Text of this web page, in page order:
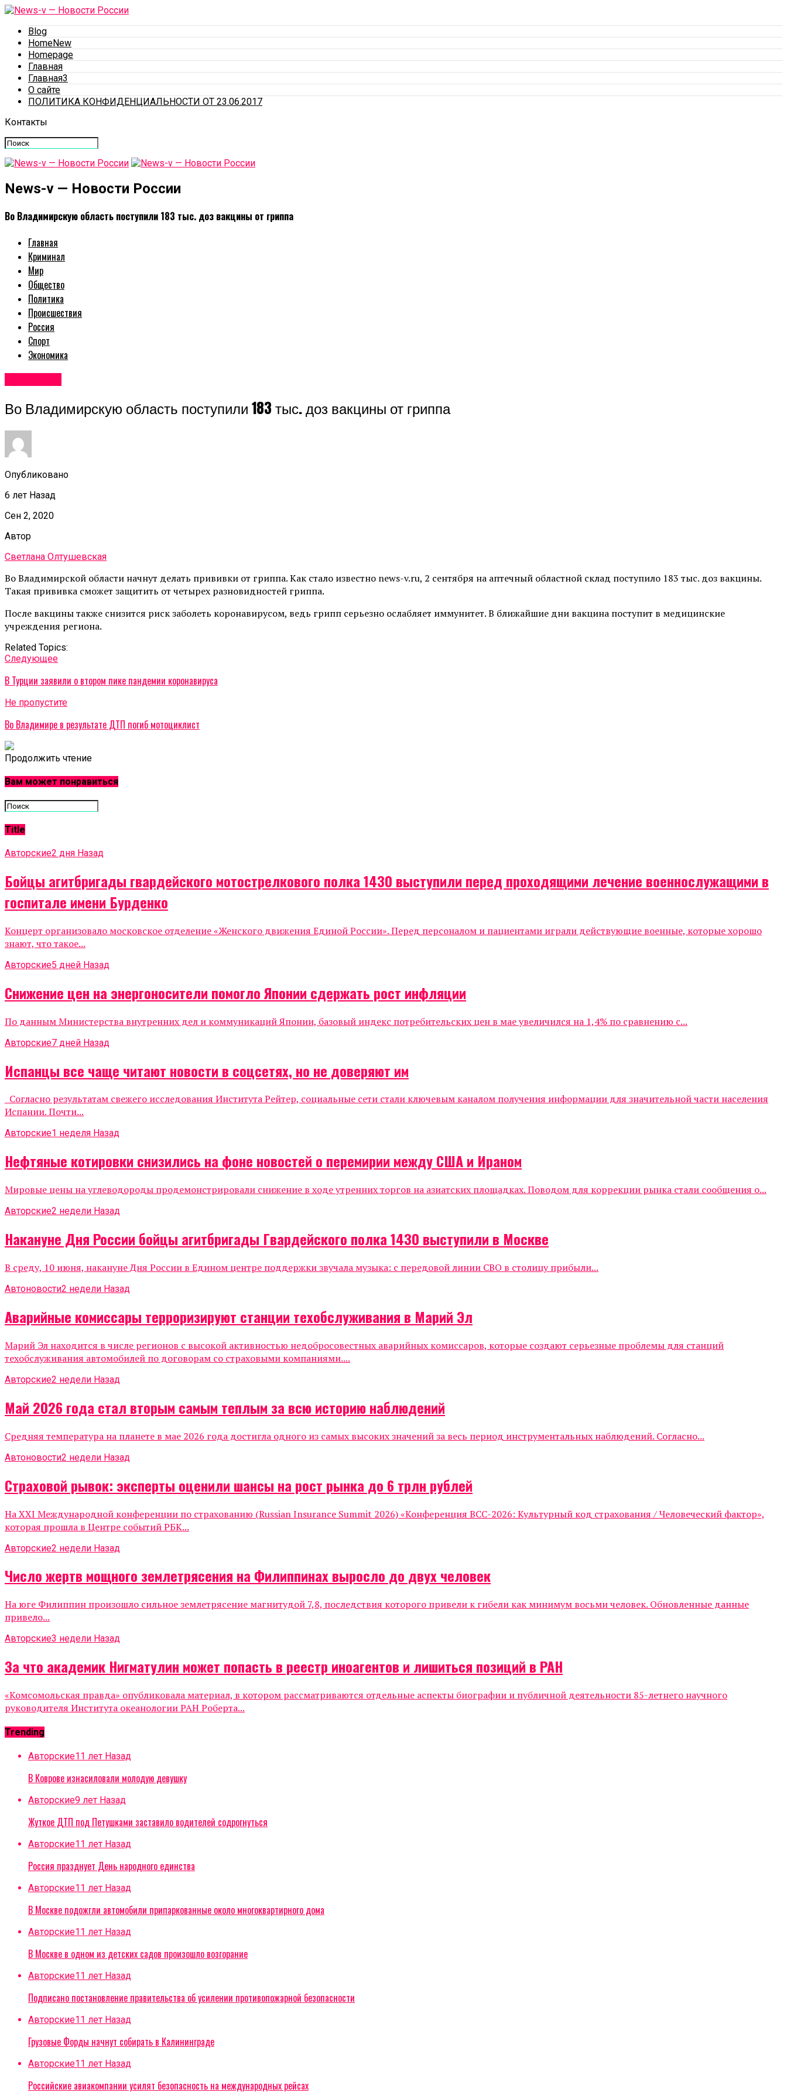
Blog
HomeNew
Homepage
Главная
Главная3
О сайте
ПОЛИТИКА КОНФИДЕНЦИАЛЬНОСТИ ОТ 23.06.2017
Контакты
News-v — Новости России
Во Владимирскую область поступили 183 тыс. доз вакцины от гриппа
Главная
Криминал
Мир
Общество
Политика
Происшествия
Россия
Спорт
Экономика
Во Владимирскую область поступили 183 тыс. доз вакцины от гриппа
Опубликовано
6 лет Назад
Сен 2, 2020
Автор
Светлана Олтушевская
Во Владимирской области начнут делать прививки от гриппа. Как стало известно news-v.ru, 2 сентября на аптечный областной склад поступило 183 тыс. доз вакцины.
Такая прививка сможет защитить от четырех разновидностей гриппа.
После вакцины также снизится риск заболеть коронавирусом, ведь грипп серьезно ослабляет иммунитет. В ближайшие дни вакцина поступит в медицинские
учреждения региона.
Related Topics:
Cледующее
В Турции заявили о втором пике пандемии коронавируса
Не пропустите
Во Владимире в результате ДТП погиб мотоциклист
Продолжить чтение
Вам может понравиться
Title
Авторские2 дня Назад
Бойцы агитбригады гвардейского мотострелкового полка 1430 выступили перед проходящими лечение военнослужащими в
госпитале имени Бурденко
Концерт организовало московское отделение «Женского движения Единой России». Перед персоналом и пациентами играли действующие военные, которые хорошо
знают, что такое...
Авторские5 дней Назад
Снижение цен на энергоносители помогло Японии сдержать рост инфляции
По данным Министерства внутренних дел и коммуникаций Японии, базовый индекс потребительских цен в мае увеличился на 1,4% по сравнению с...
Авторские7 дней Назад
Испанцы все чаще читают новости в соцсетях, но не доверяют им
Согласно результатам свежего исследования Института Рейтер, социальные сети стали ключевым каналом получения информации для значительной части населения
Испании. Почти...
Авторские1 неделя Назад
Нефтяные котировки снизились на фоне новостей о перемирии между США и Ираном
Мировые цены на углеводороды продемонстрировали снижение в ходе утренних торгов на азиатских площадках. Поводом для коррекции рынка стали сообщения о...
Авторские2 недели Назад
Накануне Дня России бойцы агитбригады Гвардейского полка 1430 выступили в Москве
В среду, 10 июня, накануне Дня России в Едином центре поддержки звучала музыка: с передовой линии СВО в столицу прибыли...
Автоновости2 недели Назад
Аварийные комиссары терроризируют станции техобслуживания в Марий Эл
Марий Эл находится в числе регионов с высокой активностью недобросовестных аварийных комиссаров, которые создают серьезные проблемы для станций
техобслуживания автомобилей по договорам со страховыми компаниями....
Авторские2 недели Назад
Май 2026 года стал вторым самым теплым за всю историю наблюдений
Средняя температура на планете в мае 2026 года достигла одного из самых высоких значений за весь период инструментальных наблюдений. Согласно...
Автоновости2 недели Назад
Страховой рывок: эксперты оценили шансы на рост рынка до 6 трлн рублей
На XXI Международной конференции по страхованию (Russian Insurance Summit 2026) «Конференция ВСС-2026: Культурный код страхования / Человеческий фактор»,
которая прошла в Центре событий РБК...
Авторские2 недели Назад
Число жертв мощного землетрясения на Филиппинах выросло до двух человек
На юге Филиппин произошло сильное землетрясение магнитудой 7,8, последствия которого привели к гибели как минимум восьми человек. Обновленные данные
привело...
Авторские3 недели Назад
За что академик Нигматулин может попасть в реестр иноагентов и лишиться позиций в РАН
«Комсомольская правда» опубликовала материал, в котором рассматриваются отдельные аспекты биографии и публичной деятельности 85-летнего научного
руководителя Института океанологии РАН Роберта...
Trending
Авторские11 лет Назад
В Коврове изнасиловали молодую девушку
Авторские9 лет Назад
Жуткое ДТП под Петушками заставило водителей содрогнуться
Авторские11 лет Назад
Россия празднует День народного единства
Авторские11 лет Назад
В Москве подожгли автомобили припаркованные около многоквартирного дома
Авторские11 лет Назад
В Москве в одном из детских садов произошло возгорание
Авторские11 лет Назад
Подписано постановление правительства об усилении противопожарной безопасности
Авторские11 лет Назад
Грузовые Форды начнут собирать в Калининграде
Авторские11 лет Назад
Российские авиакомпании усилят безопасность на международных рейсах